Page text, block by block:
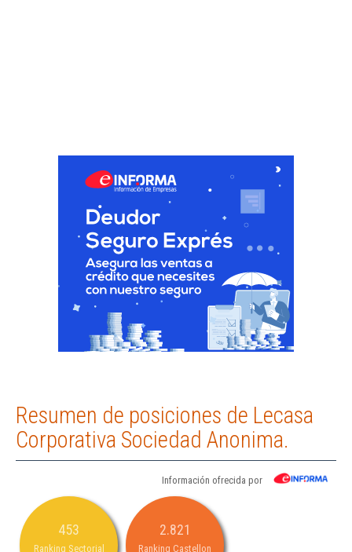
Resumen de posiciones de Lecasa
Corporativa Sociedad Anonima.
Información ofrecida por
453
Ranking Sectorial
2.821
Ranking Castellon